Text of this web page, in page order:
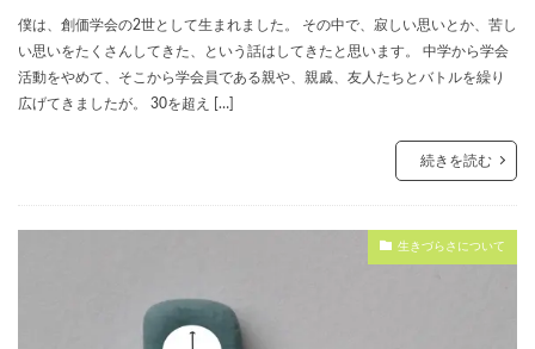
僕は、創価学会の2世として生まれました。 その中で、寂しい思いとか、苦し
い思いをたくさんしてきた、という話はしてきたと思います。 中学から学会
活動をやめて、そこから学会員である親や、親戚、友人たちとバトルを繰り
広げてきましたが。 30を超え […]
続きを読む
生きづらさについて